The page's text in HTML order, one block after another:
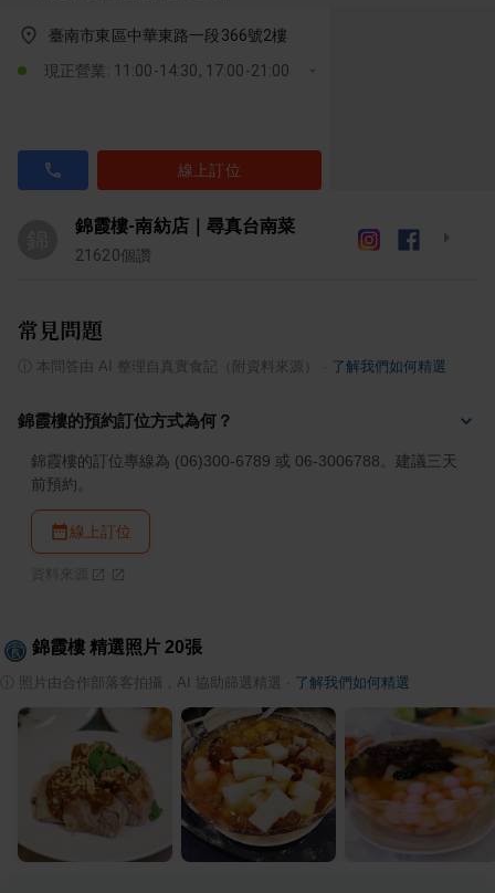
臺南市東區中華東路一段366號2樓
現正營業: 11:00-14:30, 17:00-21:00
線上訂位
錦霞樓-南紡店｜尋真台南菜
21620個讚
常見問題
本問答由 AI 整理自真實食記（附資料來源） 了解我們如何精選
錦霞樓的預約訂位方式為何？
錦霞樓的訂位專線為 (06)300-6789 或 06-3006788。建議三天
前預約。
線上訂位
錦霞樓 精選照片 20張
照片由合作部落客拍攝，AI 協助篩選精選 了解我們如何精選